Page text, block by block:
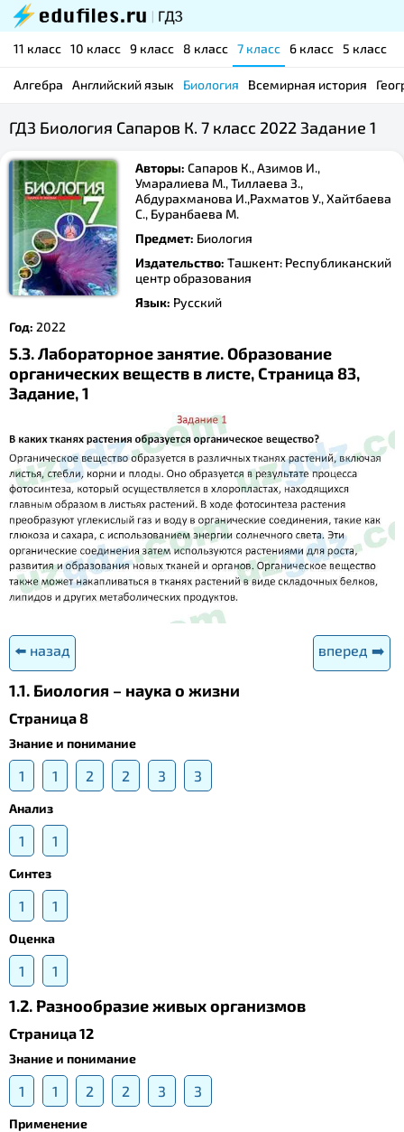
11 класс 10 класс 9 класс 8 класс 7 класс 6 класс 5 класс
Алгебра Английский язык Биология Всемирная история
ГДЗ Биология Сапаров К. 7 класс 2022 Задание 1
Авторы: Сапаров К., Азимов И.,
Умаралиева М., Тиллаева З.,
Абдурахманова И.,Рахматов У., Хайтбаева
С., Буранбаева М.
Предмет: Биология
Издательство: Ташкент: Республиканский
центр образования
Язык: Русский
Год: 2022
5.3. Лабораторное занятие. Образование
органических веществ в листе, Страница 83,
Задание, 1
⬅️ назад вперед ➡️
1.1. Биология – наука о жизни
Страница 8
Знание и понимание
1 1 2 2 3 3
Анализ
1 1
Синтез
1 1
Оценка
1 1
1.2. Разнообразие живых организмов
Страница 12
Знание и понимание
1 1 2 2 3 3
Применение